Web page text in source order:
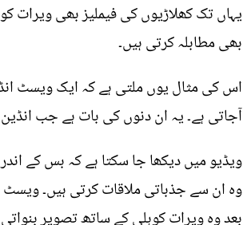
یہاں تک کھلاڑیوں کی فیملیز بھی ویرات
بھی مطابلہ کرتی ہیں۔
اس کی مثال یوں ملتی ہے کہ ایک ویسٹ
آجاتی ہے۔ یہ ان دنوں کی بات ہے جب
ویڈیو میں دیکھا جا سکتا ہے کہ بس کے
وہ ان سے جذباتی ملاقات کرتی ہیں۔
بعد وہ ویرات کوہلی کے ساتھ تصویر